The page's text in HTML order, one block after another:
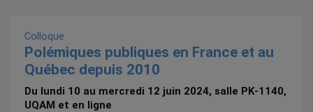
Colloque
Polémiques publiques en France et au
Québec depuis 2010
Du lundi 10 au mercredi 12 juin 2024, salle PK-1140,
UQAM et en ligne